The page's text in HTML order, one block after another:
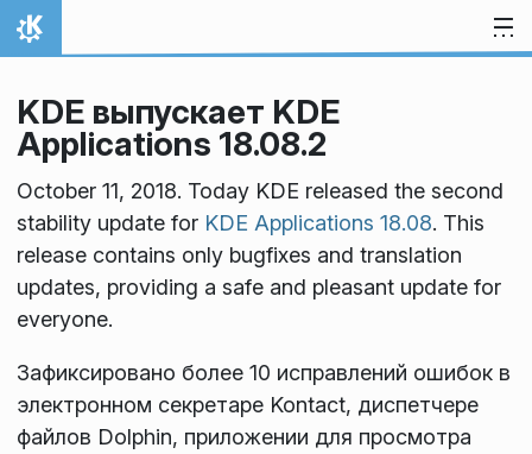
Перейти к содержимому
На главную
KDE выпускает KDE
Applications 18.08.2
October 11, 2018. Today KDE released the second
stability update for KDE Applications 18.08. This
release contains only bugfixes and translation
updates, providing a safe and pleasant update for
everyone.
Зафиксировано более 10 исправлений ошибок в
электронном секретаре Kontact, диспетчере
файлов Dolphin, приложении для просмотра